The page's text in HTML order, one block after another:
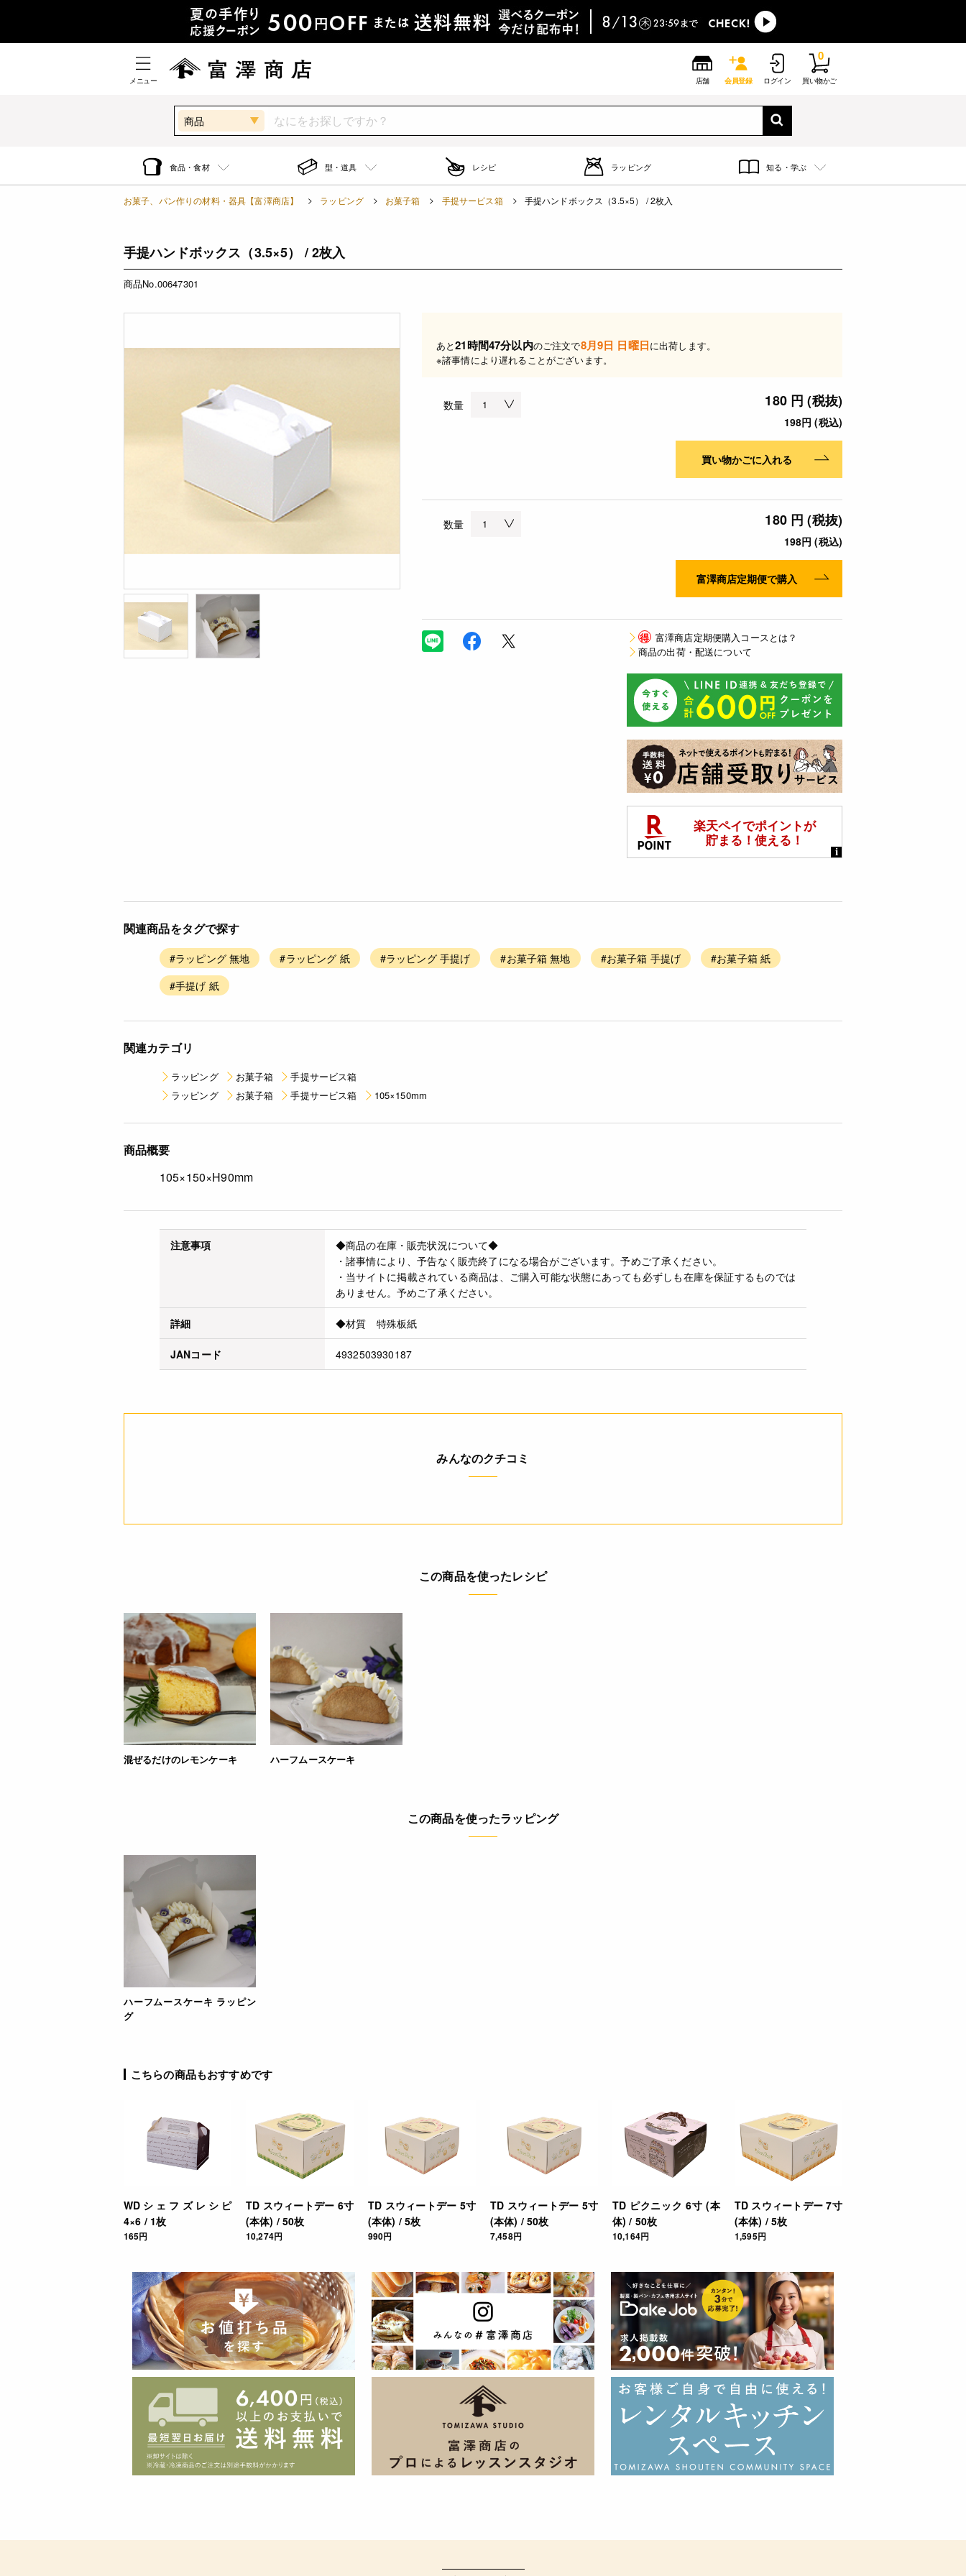
メニュー 店舗 会員登録 ログイン 買い物かご
0
商品
食品・食材 型・道具 レシピ ラッピング 知る・学ぶ
お菓子、パン作りの材料・器具【富澤商店】 ラッピング お菓子箱 手提サービス箱 手提ハンドボックス（3.5×5） / 2枚入
手提ハンドボックス（3.5×5） / 2枚入
商品No.00647301
あと21時間47分以内のご注文で8月9日 日曜日に出荷します。
※諸事情により遅れることがございます。
数量 180 円 (税抜)
198円 (税込)
買い物かごに入れる
数量 180 円 (税抜)
198円 (税込)
富澤商店定期便で購入
得 富澤商店定期便購入コースとは？
商品の出荷・配送について
関連商品をタグで探す
#ラッピング 無地 #ラッピング 紙 #ラッピング 手提げ #お菓子箱 無地 #お菓子箱 手提げ
#お菓子箱 紙
#手提げ 紙
関連カテゴリ
ラッピング お菓子箱
手提サービス箱
ラッピング
お菓子箱 手提サービス箱 105×150mm
商品概要
105×150×H90mm
注意事項
◆商品の在庫・販売状況について◆
・諸事情により、予告なく販売終了になる場合がございます。予めご了承ください。
・当サイトに掲載されている商品は、ご購入可能な状態にあっても必ずしも在庫を保証するものでは
ありません。予めご了承ください。
詳細 ◆材質 特殊板紙
JANコード 4932503930187
みんなのクチコミ
この商品を使ったレシピ
混ぜるだけのレモンケーキ ハーフムースケーキ
この商品を使ったラッピング
ハーフムースケーキ ラッピン
グ
こちらの商品もおすすめです
WDシェフズレシピ
4×6 / 1枚
165円
TD スウィートデー 6寸
(本体) / 50枚
10,274円
TD スウィートデー 5寸
(本体) / 5枚
990円
TD スウィートデー 5寸
(本体) / 50枚
7,458円
TD ピクニック 6寸 (本
体) / 50枚
10,164円
TD スウィートデー 7寸
(本体) / 5枚
1,595円